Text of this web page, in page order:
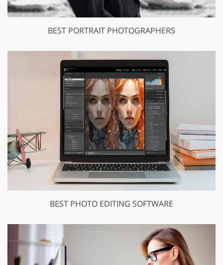
BEST PORTRAIT PHOTOGRAPHERS
BEST PHOTO EDITING SOFTWARE